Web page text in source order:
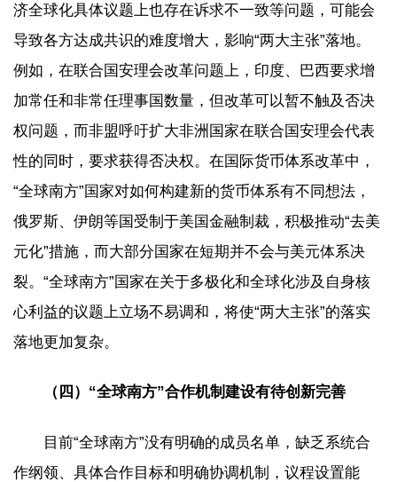
济全球化具体议题上也存在诉求不一致等问题，可能会
导致各方达成共识的难度增大，影响“两大主张”落地。
例如，在联合国安理会改革问题上，印度、巴西要求增
加常任和非常任理事国数量，但改革可以暂不触及否决
权问题，而非盟呼吁扩大非洲国家在联合国安理会代表
性的同时，要求获得否决权。在国际货币体系改革中，
“全球南方”国家对如何构建新的货币体系有不同想法，
俄罗斯、伊朗等国受制于美国金融制裁，积极推动“去美
元化”措施，而大部分国家在短期并不会与美元体系决
裂。“全球南方”国家在关于多极化和全球化涉及自身核
心利益的议题上立场不易调和，将使“两大主张”的落实
落地更加复杂。
（四）“全球南方”合作机制建设有待创新完善
目前“全球南方”没有明确的成员名单，缺乏系统合
作纲领、具体合作目标和明确协调机制，议程设置能